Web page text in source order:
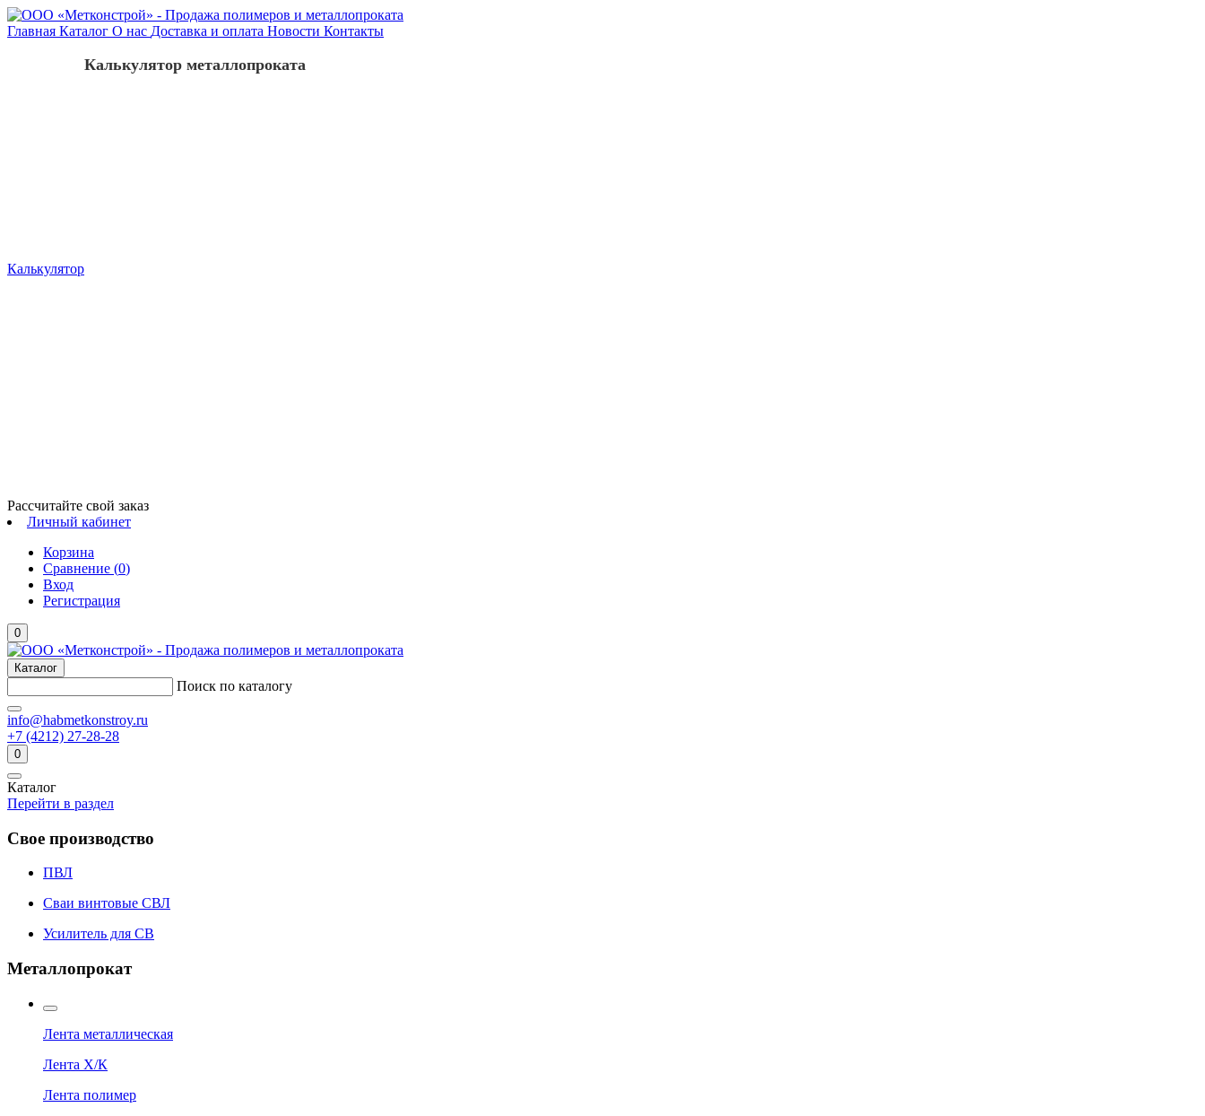
Главная Каталог О нас Доставка и оплата Новости Контакты
Калькулятор
Калькулятор металлопроката
Рассчитайте свой заказ
Личный кабинет
Корзина
Сравнение (0)
Вход
Регистрация
0
Каталог
Поиск по каталогу
info@habmetkonstroy.ru
+7 (4212) 27-28-28
0
Каталог
Перейти в раздел
Свое производство
ПВЛ
Сваи винтовые СВЛ
Усилитель для СВ
Металлопрокат
Лента металлическая
Лента Х/К
Лента полимер